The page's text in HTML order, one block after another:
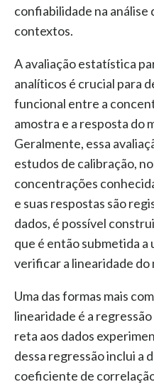
confiabilidade na
contextos.
A avaliação estatística
analíticos é crucial para
funcional entre a
amostra e a resposta do
Geralmente, essa
estudos de calibração,
concentrações
e suas respostas são
dados, é possível
que é então submetida a
verificar a linearidade do
Uma das formas mais
linearidade é a
reta aos dados
dessa regressão inclui a
coeficiente de